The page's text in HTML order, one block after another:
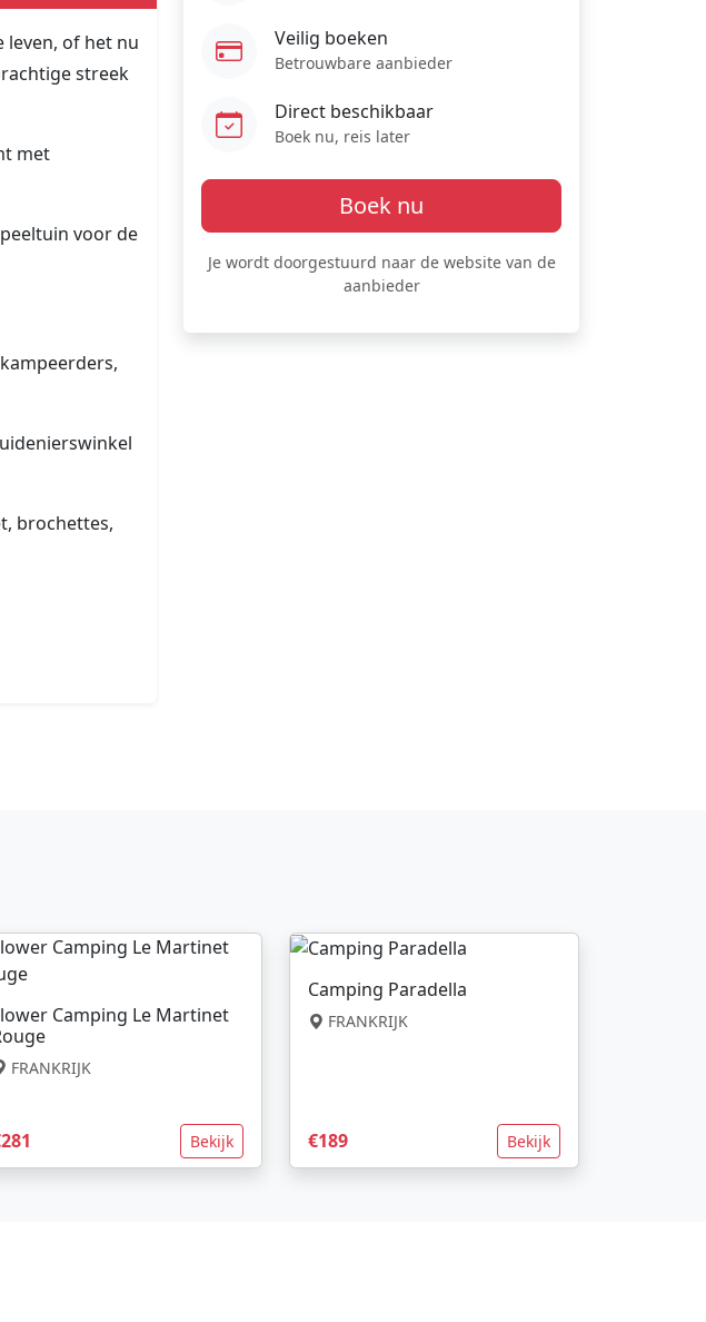
leven, of het nu
streek
met
voor de
brochettes,
Veilig boeken
Betrouwbare aanbieder
Direct beschikbaar
Boek nu, reis later
Boek nu
Je wordt doorgestuurd naar de website van de
aanbieder
Camping Le Martinet
FRANKRIJK
Bekijk
Camping Paradella
FRANKRIJK
€189 Bekijk